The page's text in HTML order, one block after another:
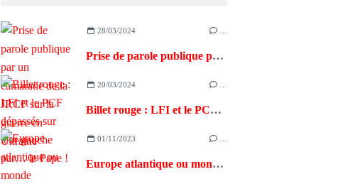
28/03/2024
Prise de parole publique par un camarade de la JRCF sur la guerre en Ukraine
20/03/2024
Billet rouge : LFI et le PCF dépassés sur leur gauche par… le Pape !
01/11/2023
Europe atlantique ou monde pacifique : il faut choisir ! [RASSEMBLEMENT, 11/11/2023 à 15h]